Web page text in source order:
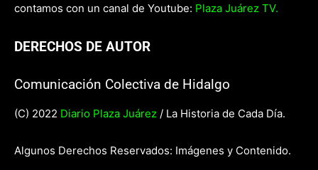
contamos con un canal de Youtube: Plaza Juárez TV.
DERECHOS DE AUTOR
Comunicación Colectiva de Hidalgo
(C) 2022 Diario Plaza Juárez / La Historia de Cada Día.
Algunos Derechos Reservados: Imágenes y Contenido.